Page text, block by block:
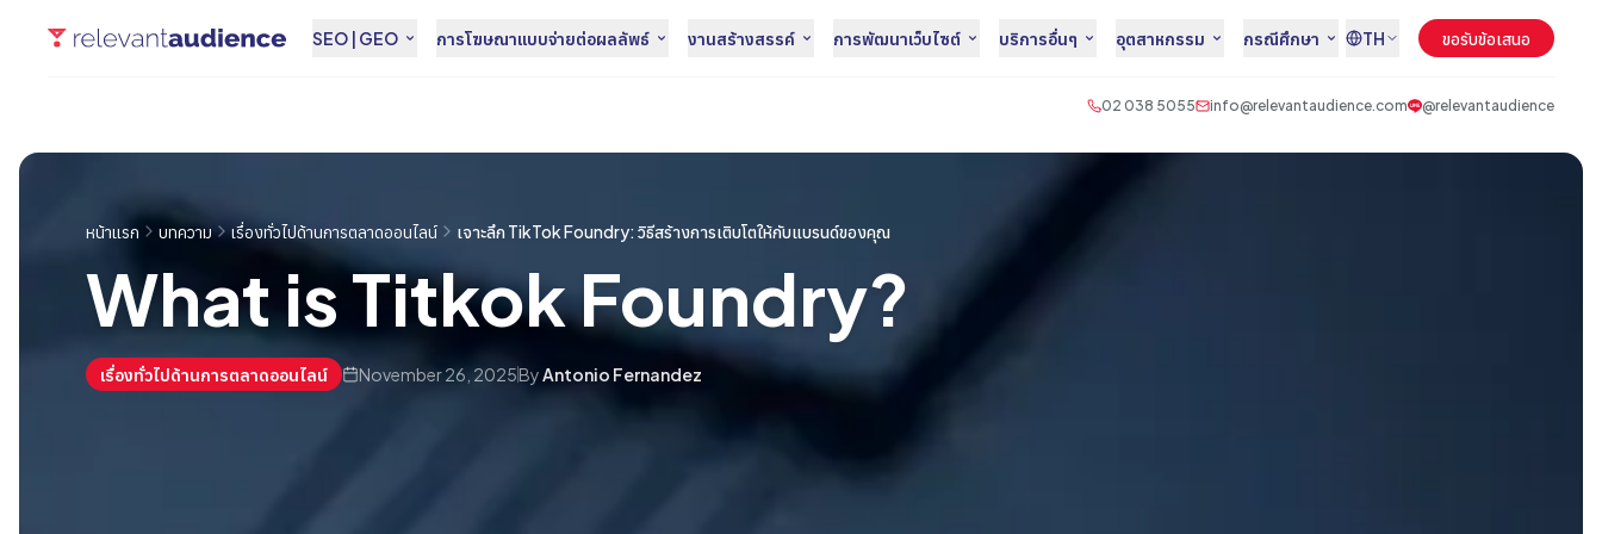
SEO | GEO การโฆษณาแบบจ่ายต่อผลลัพธ์ งานสร้างสรรค์ การพัฒนาเว็บไซต์ บริการอื่นๆ อุตสาหกรรม กรณีศึกษา TH ขอรับข้อเสนอ
02 038 5055 info@relevantaudience.com @relevantaudience
หน้าแรก บทความ เรื่องทั่วไปด้านการตลาดออนไลน์ เจาะลึก TikTok Foundry: วิธีสร้างการเติบโตให้กับแบรนด์ของคุณ
What is Titkok Foundry?
เรื่องทั่วไปด้านการตลาดออนไลน์ November 26, 2025ByAntonio Fernandez